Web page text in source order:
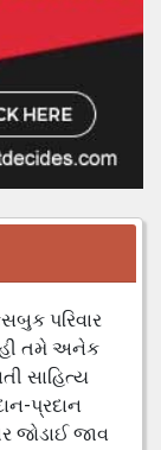
પરિવાર
તમે અનેક
સાહિત્ય
પ્રદાન
જોડાઈ જાવ